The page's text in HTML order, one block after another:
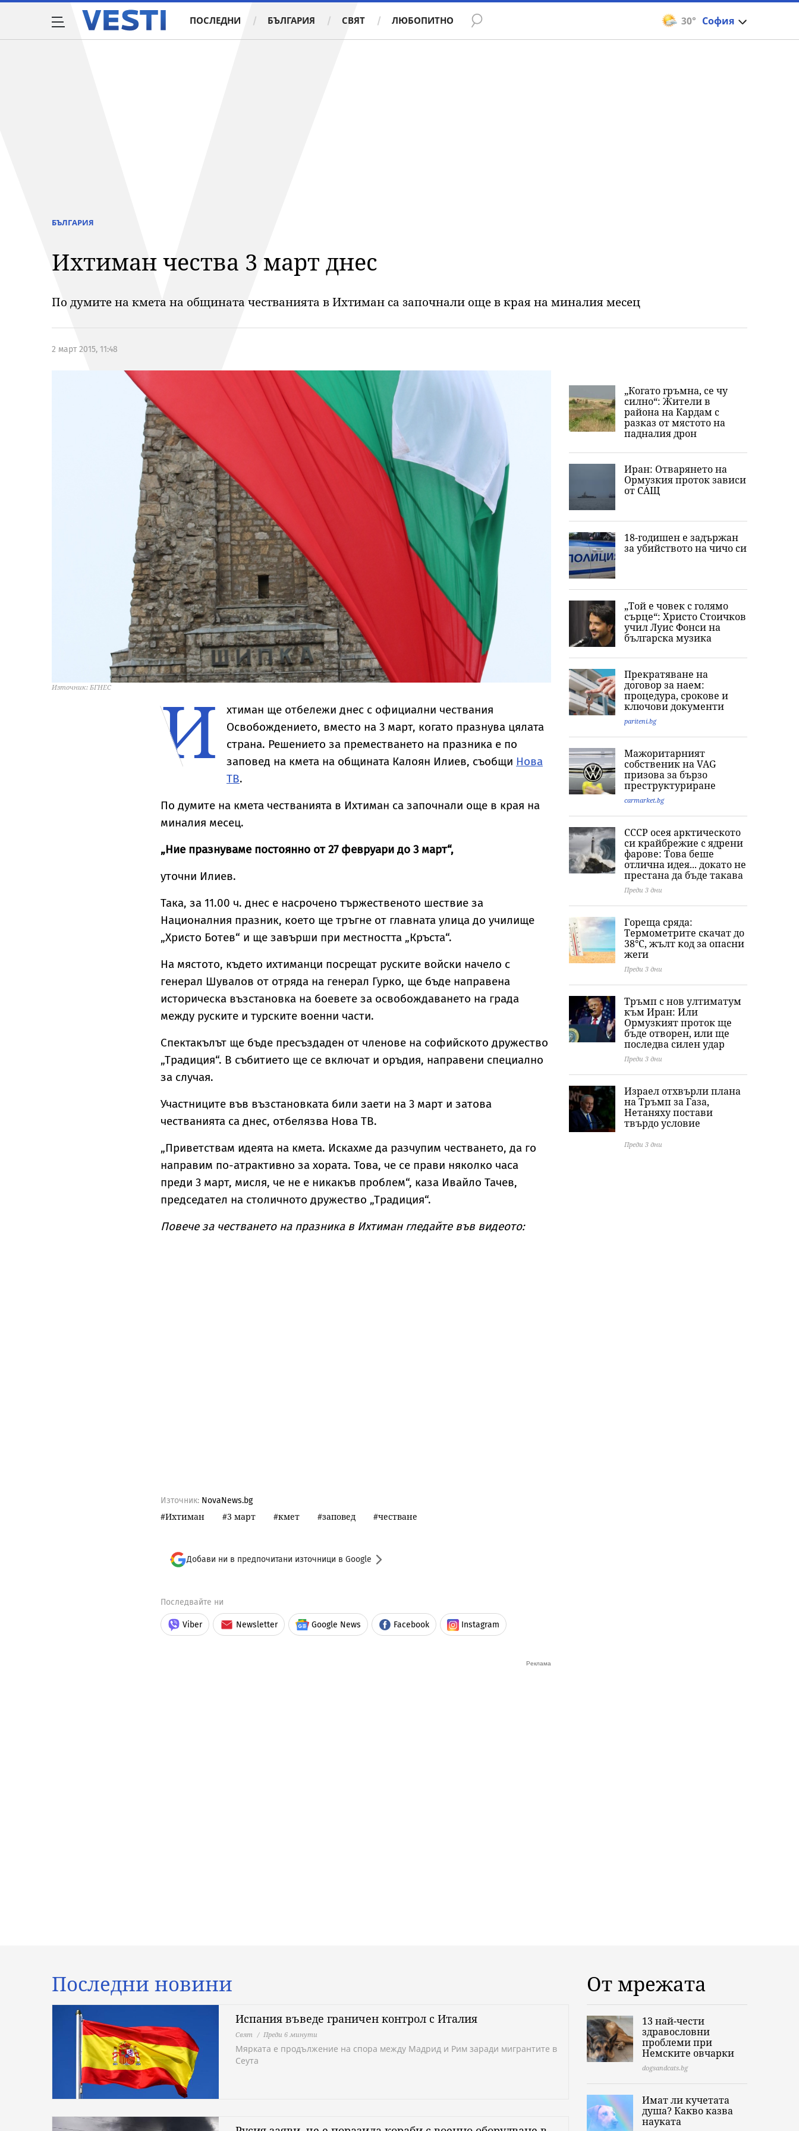
30° София
ПОСЛЕДНИ БЪЛГАРИЯ СВЯТ ЛЮБОПИТНО
БЪЛГАРИЯ
Ихтиман чества 3 март днес
По думите на кмета на общината честванията в Ихтиман са започнали още в края на миналия месец
2 март 2015, 11:48
Източник: БГНЕС И
хтиман ще отбележи днес с официални чествания
Освобождението, вместо на 3 март, когато празнува цялата
страна. Решението за преместването на празника е по
заповед на кмета на общината Калоян Илиев, съобщи Нова
ТВ.
По думите на кмета честванията в Ихтиман са започнали още в края на
миналия месец.
„Ние празнуваме постоянно от 27 февруари до 3 март“,
уточни Илиев.
Така, за 11.00 ч. днес е насрочено тържественото шествие за
Националния празник, което ще тръгне от главната улица до училище
„Христо Ботев“ и ще завърши при местността „Кръста“.
На мястото, където ихтиманци посрещат руските войски начело с
генерал Шувалов от отряда на генерал Гурко, ще бъде направена
историческа възстановка на боевете за освобождаването на града
между руските и турските военни части.
Спектакълът ще бъде пресъздаден от членове на софийското дружество
„Традиция“. В събитието ще се включат и оръдия, направени специално
за случая.
Участниците във възстановката били заети на 3 март и затова
честванията са днес, отбелязва Нова ТВ.
„Приветствам идеята на кмета. Искахме да разчупим честването, да го
направим по-атрактивно за хората. Това, че се прави няколко часа
преди 3 март, мисля, че не е никакъв проблем“, каза Ивайло Тачев,
председател на столичното дружество „Традиция“.
Повече за честването на празника в Ихтиман гледайте във видеото:
Източник: NovaNews.bg
Ихтиман 3 март кмет заповед честване
Добави ни в предпочитани източници в Google
Последвайте ни
Viber Newsletter Google News Facebook Instagram
„Когато гръмна, се чу
силно“: Жители в
района на Кардам с
разказ от мястото на
падналия дрон
Иран: Отварянето на
Ормузкия проток зависи
от САЩ
18-годишен е задържан
за убийството на чичо си
„Той е човек с голямо
сърце“: Христо Стоичков
учил Луис Фонси на
българска музика
Прекратяване на
договор за наем:
процедура, срокове и
ключови документи
pariteni.bg
Мажоритарният
собственик на VAG
призова за бързо
преструктуриране
carmarket.bg
СССР осея арктическото
си крайбрежие с ядрени
фарове: Това беше
отлична идея... докато не
престана да бъде такава
Преди 3 дни
Гореща сряда:
Термометрите скачат до
38°C, жълт код за опасни
жеги
Преди 3 дни
Тръмп с нов ултиматум
към Иран: Или
Ормузкият проток ще
бъде отворен, или ще
последва силен удар
Преди 3 дни
Израел отхвърли плана
на Тръмп за Газа,
Нетаняху постави
твърдо условие
Преди 3 дни
Последни новини
Испания въведе граничен контрол с Италия
Свят Преди 6 минути
Мярката е продължение на спора между Мадрид и Рим заради мигрантите в
Сеута
От мрежата
13 най-чести
здравословни
проблеми при
Немските овчарки
dogsandcats.bg
Имат ли кучетата
душа? Какво казва
науката